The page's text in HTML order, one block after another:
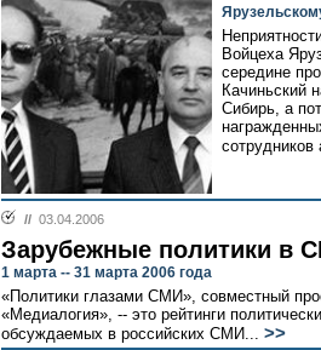
Войцеха
середине
Качиньский
Сибирь, а
сотрудников
// 03.04.2006
Зарубежные политики в
1 марта -- 31 марта 2006 года
«Политики глазами СМИ», совместный
«Медиалогия», -- это рейтинги
обсуждаемых в российских СМИ... >>